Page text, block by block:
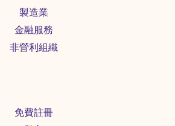
製造業
金融服務
非營利組織
免費註冊